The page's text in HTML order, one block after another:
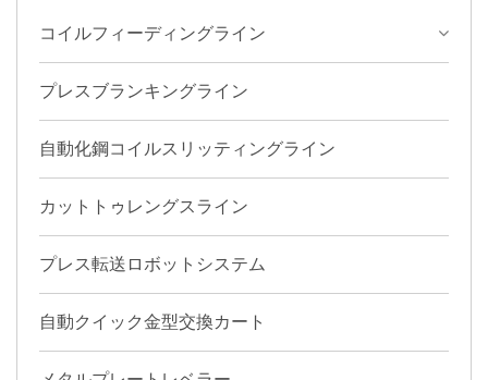
コイルフィーディングライン
プレスブランキングライン
自動化鋼コイルスリッティングライン
カットトゥレングスライン
プレス転送ロボットシステム
自動クイック金型交換カート